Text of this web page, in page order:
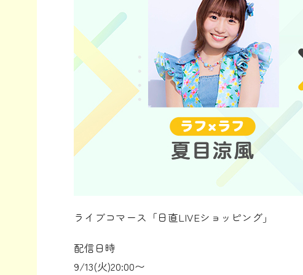
ライブコマース「日直LIVEショッピング」
配信日時
9/13(火)20:00〜